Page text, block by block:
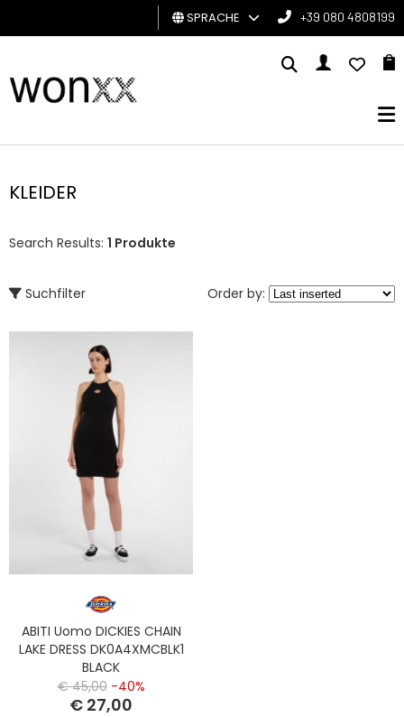
MANN
BRAND
SPRACHE +39 080 4808199
KLEIDER
Search Results: 1 Produkte
Suchfilter Order by:
ABITI Uomo DICKIES CHAIN
LAKE DRESS DK0A4XMCBLK1
BLACK
€ 45,00 -40%
€ 27,00